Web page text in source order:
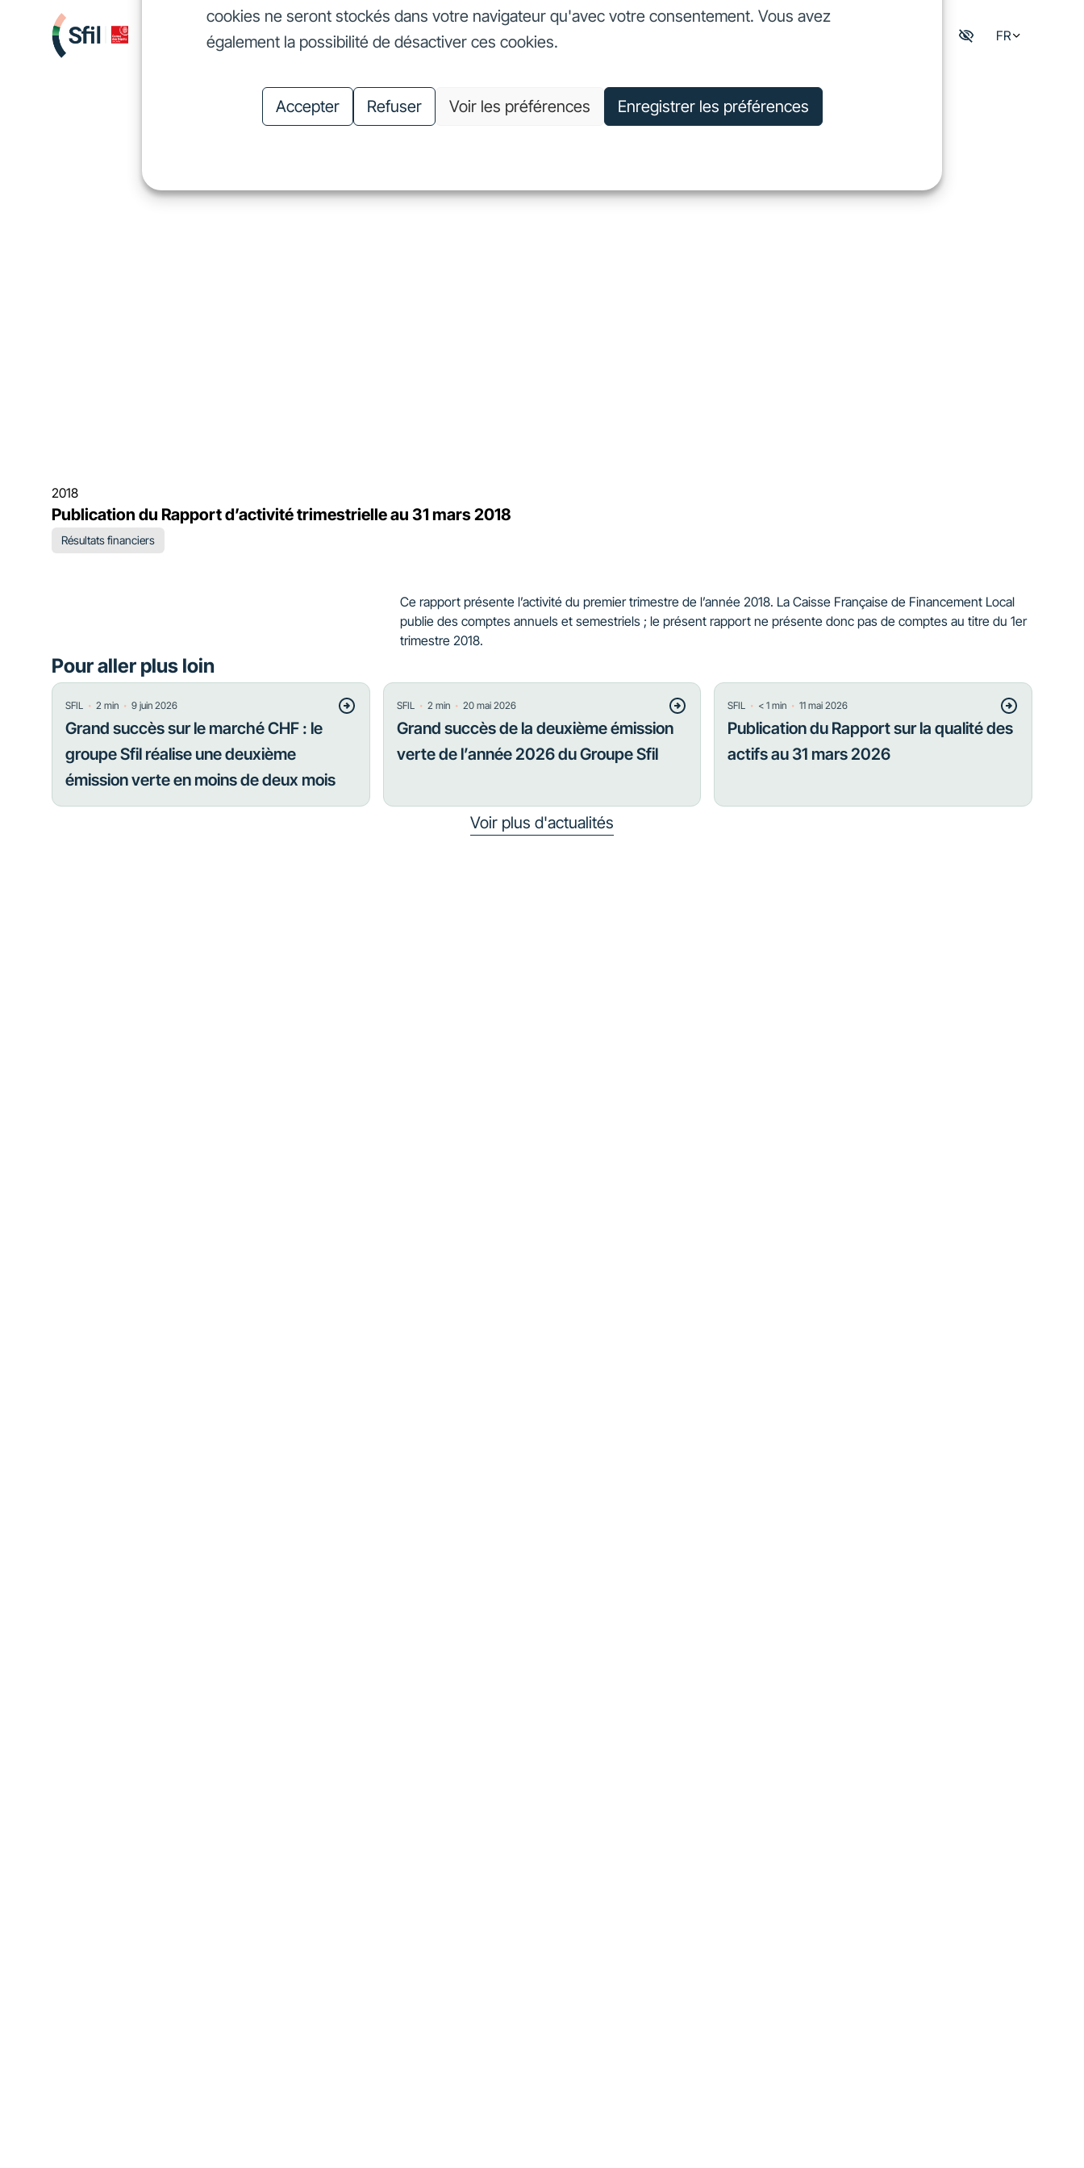
cookies ne seront stockés dans votre navigateur qu'avec votre consentement. Vous avez
également la possibilité de désactiver ces cookies.
Accepter Refuser Voir les préférences Enregistrer les préférences
Nous finançons
Nous finançons
Investisseurs
Investisseurs
Nos engagements
Nos engagements
Nous connaître FR
2018
Publication du Rapport d’activité trimestrielle au 31 mars 2018
Résultats financiers
Ce rapport présente l’activité du premier trimestre de l’année 2018. La Caisse Française de Financement Local
publie des comptes annuels et semestriels ; le présent rapport ne présente donc pas de comptes au titre du 1er
trimestre 2018.
Pour aller plus loin
SFIL ・ 2 min ・ 9 juin 2026
Grand succès sur le marché CHF : le
groupe Sfil réalise une deuxième
émission verte en moins de deux mois
SFIL・ 2 min・ 20 mai 2026
Grand succès de la deuxième émission
verte de l’année 2026 du Groupe Sfil
SFIL ・ < 1 min ・11 mai 2026
Publication du Rapport sur la qualité des
actifs au 31 mars 2026
Voir plus d'actualités